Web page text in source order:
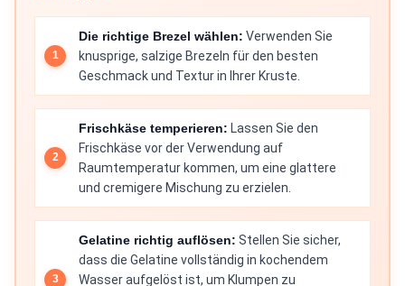
Die richtige Brezel wählen: Verwenden Sie
knusprige, salzige Brezeln für den besten
Geschmack und Textur in Ihrer Kruste.
Frischkäse temperieren: Lassen Sie den
Frischkäse vor der Verwendung auf
Raumtemperatur kommen, um eine glattere
und cremigere Mischung zu erzielen.
Gelatine richtig auflösen: Stellen Sie sicher,
dass die Gelatine vollständig in kochendem
Wasser aufgelöst ist, um Klumpen zu